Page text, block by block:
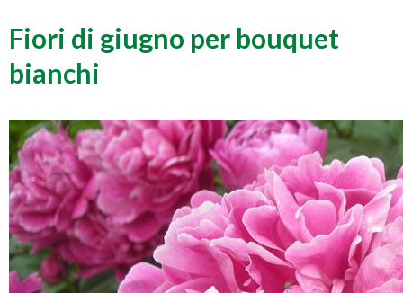
Fiori di giugno per bouquet
bianchi